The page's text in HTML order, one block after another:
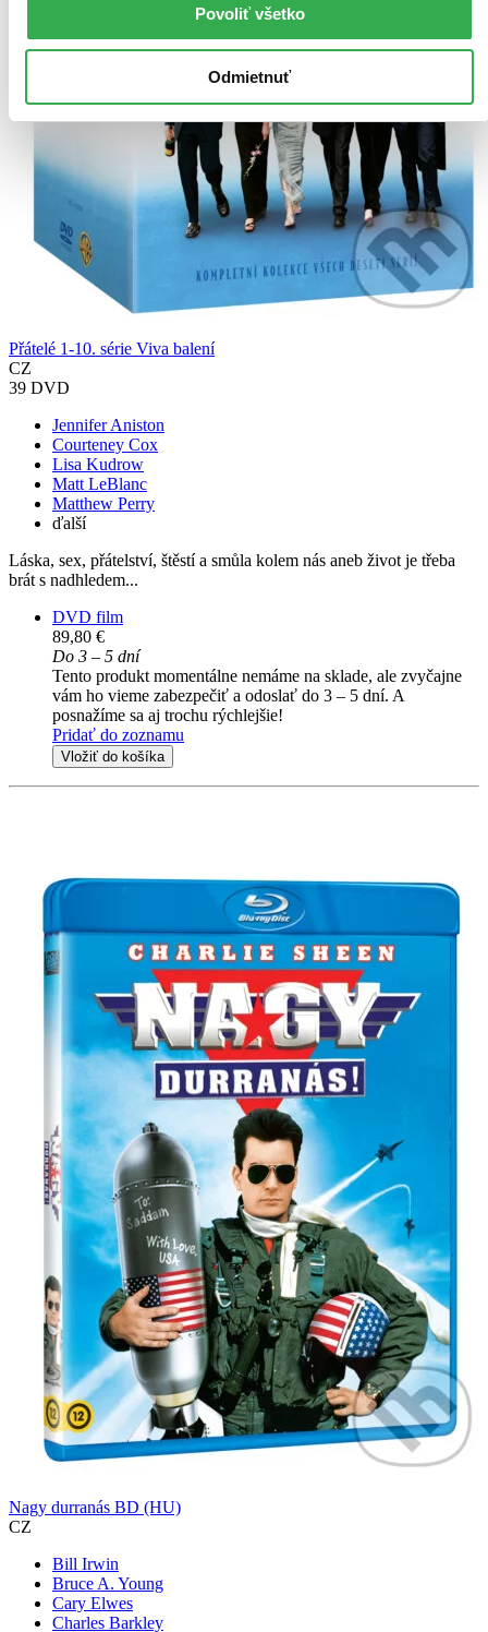
Povoliť všetko
Odmietnuť
Přátelé 1-10. série Viva balení
CZ
39 DVD
Jennifer Aniston
Courteney Cox
Lisa Kudrow
Matt LeBlanc
Matthew Perry
ďalší
Láska, sex, přátelství, štěstí a smůla kolem nás aneb život je třeba
brát s nadhledem...
DVD film
89,80 €
Do 3 – 5 dní
Tento produkt momentálne nemáme na sklade, ale zvyčajne
vám ho vieme zabezpečiť a odoslať do 3 – 5 dní. A
posnažíme sa aj trochu rýchlejšie!
Pridať do zoznamu
Vložiť do košíka
Nagy durranás BD (HU)
CZ
Bill Irwin
Bruce A. Young
Cary Elwes
Charles Barkley